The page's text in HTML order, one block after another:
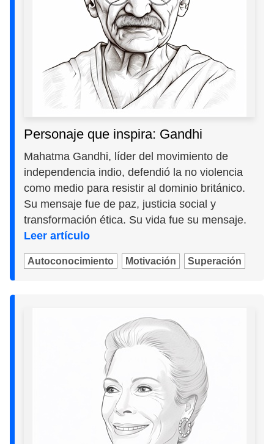
Personaje que inspira: Gandhi
Mahatma Gandhi, líder del movimiento de
independencia indio, defendió la no violencia
como medio para resistir al dominio británico.
Su mensaje fue de paz, justicia social y
transformación ética. Su vida fue su mensaje.
Leer artículo
Autoconocimiento Motivación Superación